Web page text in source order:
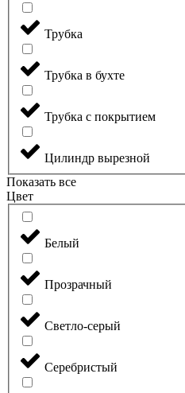
Трубка
Трубка в бухте
Трубка с покрытием
Цилиндр вырезной
Показать все
Цвет
Белый
Прозрачный
Светло-серый
Серебристый